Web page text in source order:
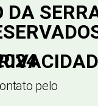
DA
pelo